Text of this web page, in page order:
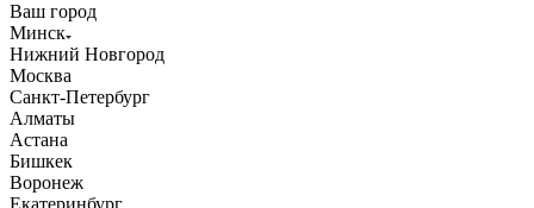
Ваш город
Минск
Нижний Новгород
Москва
Санкт-Петербург
Алматы
Астана
Бишкек
Воронеж
Екатеринбург